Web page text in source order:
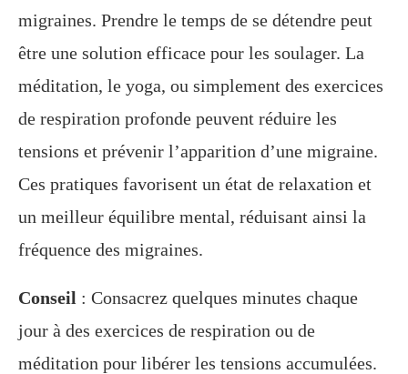
migraines. Prendre le temps de se détendre peut
être une solution efficace pour les soulager. La
méditation, le yoga, ou simplement des exercices
de respiration profonde peuvent réduire les
tensions et prévenir l’apparition d’une migraine.
Ces pratiques favorisent un état de relaxation et
un meilleur équilibre mental, réduisant ainsi la
fréquence des migraines.
Conseil : Consacrez quelques minutes chaque
jour à des exercices de respiration ou de
méditation pour libérer les tensions accumulées.